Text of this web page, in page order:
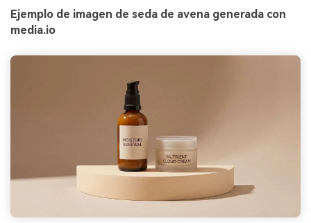
Ejemplo de imagen de seda de avena generada con
media.io